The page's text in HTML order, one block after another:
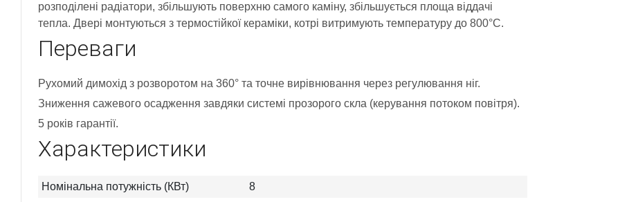
розподілені радіатори, збільшують поверхню самого каміну, збільшується площа віддачі
тепла. Двері монтуються з термостійкої кераміки, котрі витримують температуру до 800°C.
Переваги
Рухомий димохід з розворотом на 360° та точне вирівнювання через регулювання ніг.
Зниження сажевого осадження завдяки системі прозорого скла (керування потоком повітря).
5 років гарантії.
Характеристики
Номінальна потужність (КВт)
8